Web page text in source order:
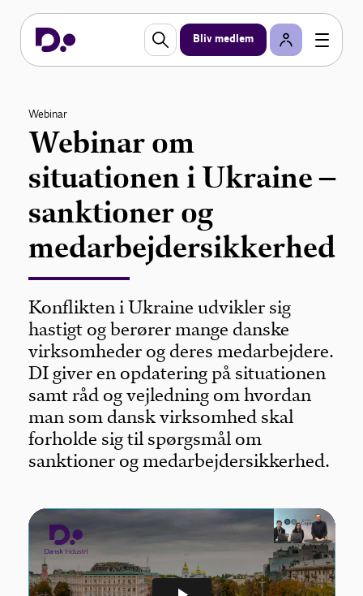
Bliv medlem
Webinar
Webinar om
situationen i Ukraine –
sanktioner og
medarbejdersikkerhed
Konflikten i Ukraine udvikler sig
hastigt og berører mange danske
virksomheder og deres medarbejdere.
DI giver en opdatering på situationen
samt råd og vejledning om hvordan
man som dansk virksomhed skal
forholde sig til spørgsmål om
sanktioner og medarbejdersikkerhed.